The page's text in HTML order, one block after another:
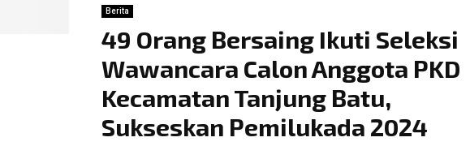
Berita
49 Orang Bersaing Ikuti Seleksi
Wawancara Calon Anggota PKD
Kecamatan Tanjung Batu,
Sukseskan Pemilukada 2024